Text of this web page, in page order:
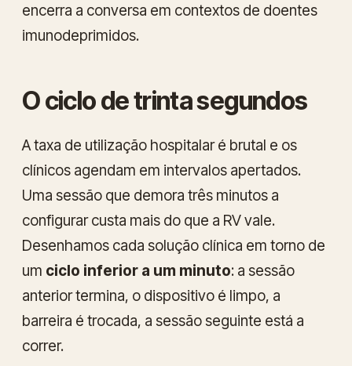
encerra a conversa em contextos de doentes
imunodeprimidos.
O ciclo de trinta segundos
A taxa de utilização hospitalar é brutal e os
clínicos agendam em intervalos apertados.
Uma sessão que demora três minutos a
configurar custa mais do que a RV vale.
Desenhamos cada solução clínica em torno de
um ciclo inferior a um minuto: a sessão
anterior termina, o dispositivo é limpo, a
barreira é trocada, a sessão seguinte está a
correr.